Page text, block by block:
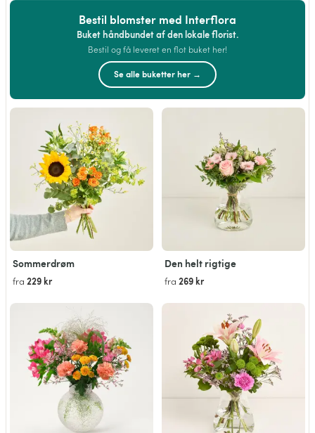
Bestil blomster med Interflora
Buket håndbundet af den lokale florist.
Bestil og få leveret en flot buket her!
Se alle buketter her →
Sommerdrøm
fra 229 kr
Den helt rigtige
fra 269 kr